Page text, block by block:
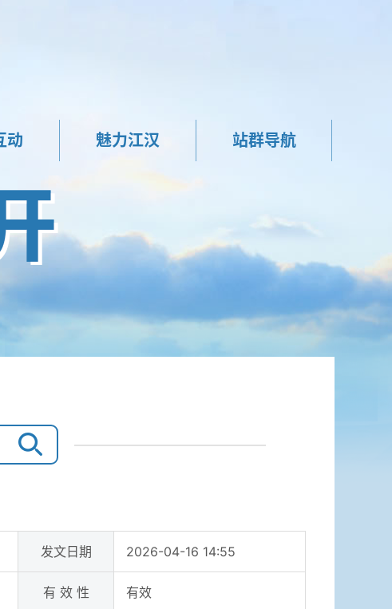
动 魅力江汉 站群导航
发文日期 2026-04-16 14:55
有 效 性 有效